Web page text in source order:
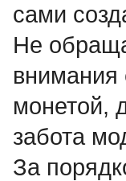
сами
Не
внимания
монетой,
забота
За